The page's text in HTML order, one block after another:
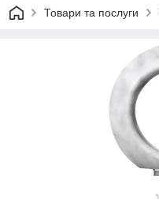
Товари та послуги